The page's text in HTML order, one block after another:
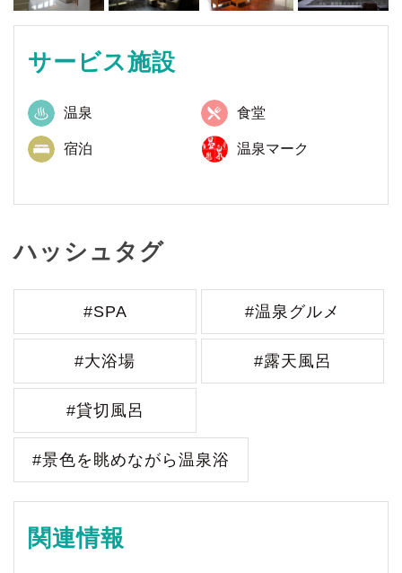
サービス施設
温泉 食堂
宿泊 温泉マーク
ハッシュタグ
#SPA #温泉グルメ
#大浴場 #露天風呂
#貸切風呂
#景色を眺めながら温泉浴
関連情報